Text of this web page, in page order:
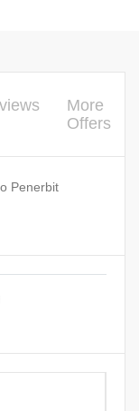
More
Offers
Penerbit